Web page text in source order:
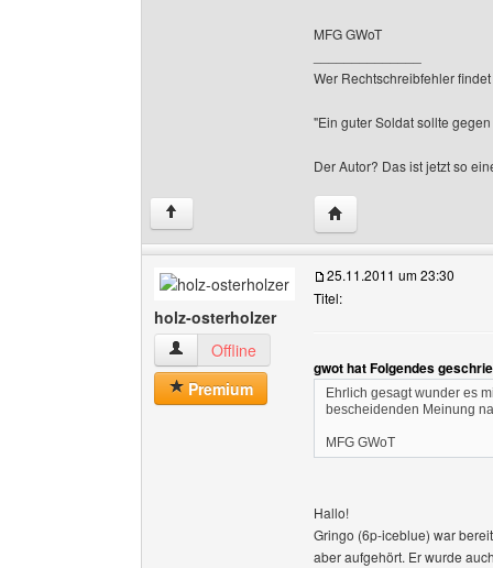
MFG GWoT
Wer Rechtschreibfehler
"Ein guter Soldat sollte
Der Autor? Das ist jetzt so
↑ Website dieses
holz-osterholzer
holz-osterholzer Benutzer-Profile anzeigen
Offline
Premium
25.11.2011 um 23:30
Titel:
gwot hat Folgendes
Ehrlich gesagt wunder es
bescheidenden Meinung
MFG GWoT
Hallo!
Gringo (6p-iceblue) war
aber aufgehört. Er wurde